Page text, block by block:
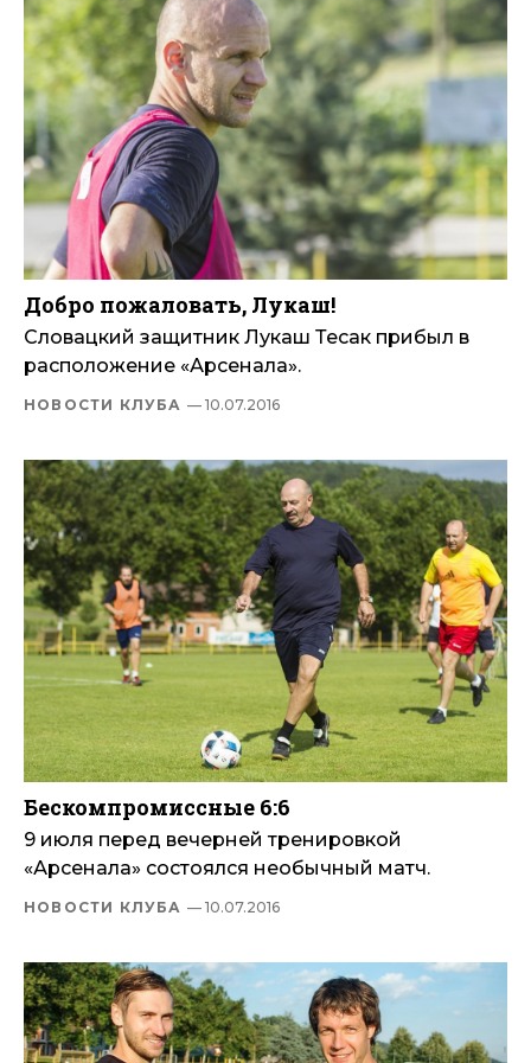
Добро пожаловать, Лукаш!
Словацкий защитник Лукаш Тесак прибыл в
расположение «Арсенала».
НОВОСТИ КЛУБА — 10.07.2016
Бескомпромиссные 6:6
9 июля перед вечерней тренировкой
«Арсенала» состоялся необычный матч.
НОВОСТИ КЛУБА — 10.07.2016